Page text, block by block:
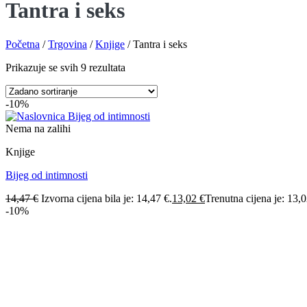
Tantra i seks
Početna / Trgovina / Knjige /Tantra i seks
Prikazuje se svih 9 rezultata
-10%
Nema na zalihi
Knjige
Bijeg od intimnosti
14,47€ Izvorna cijena bila je: 14,47 €.13,02 €Trenutna cijena je:
-10%